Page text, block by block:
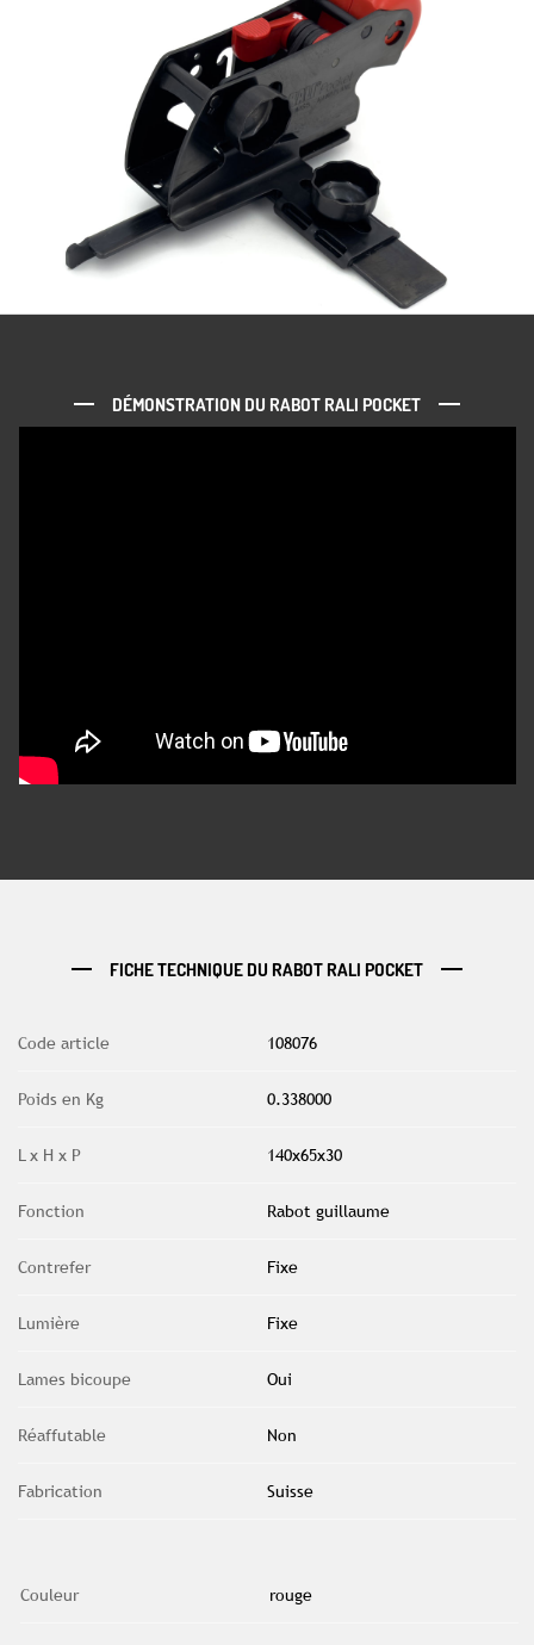
DÉMONSTRATION DU RABOT RALI POCKET
FICHE TECHNIQUE DU RABOT RALI POCKET
Code article 108076
Poids en Kg 0.338000
L x H x P 140x65x30
Fonction Rabot guillaume
Contrefer Fixe
Lumière Fixe
Lames bicoupe Oui
Réaffutable Non
Fabrication Suisse
Couleur rouge